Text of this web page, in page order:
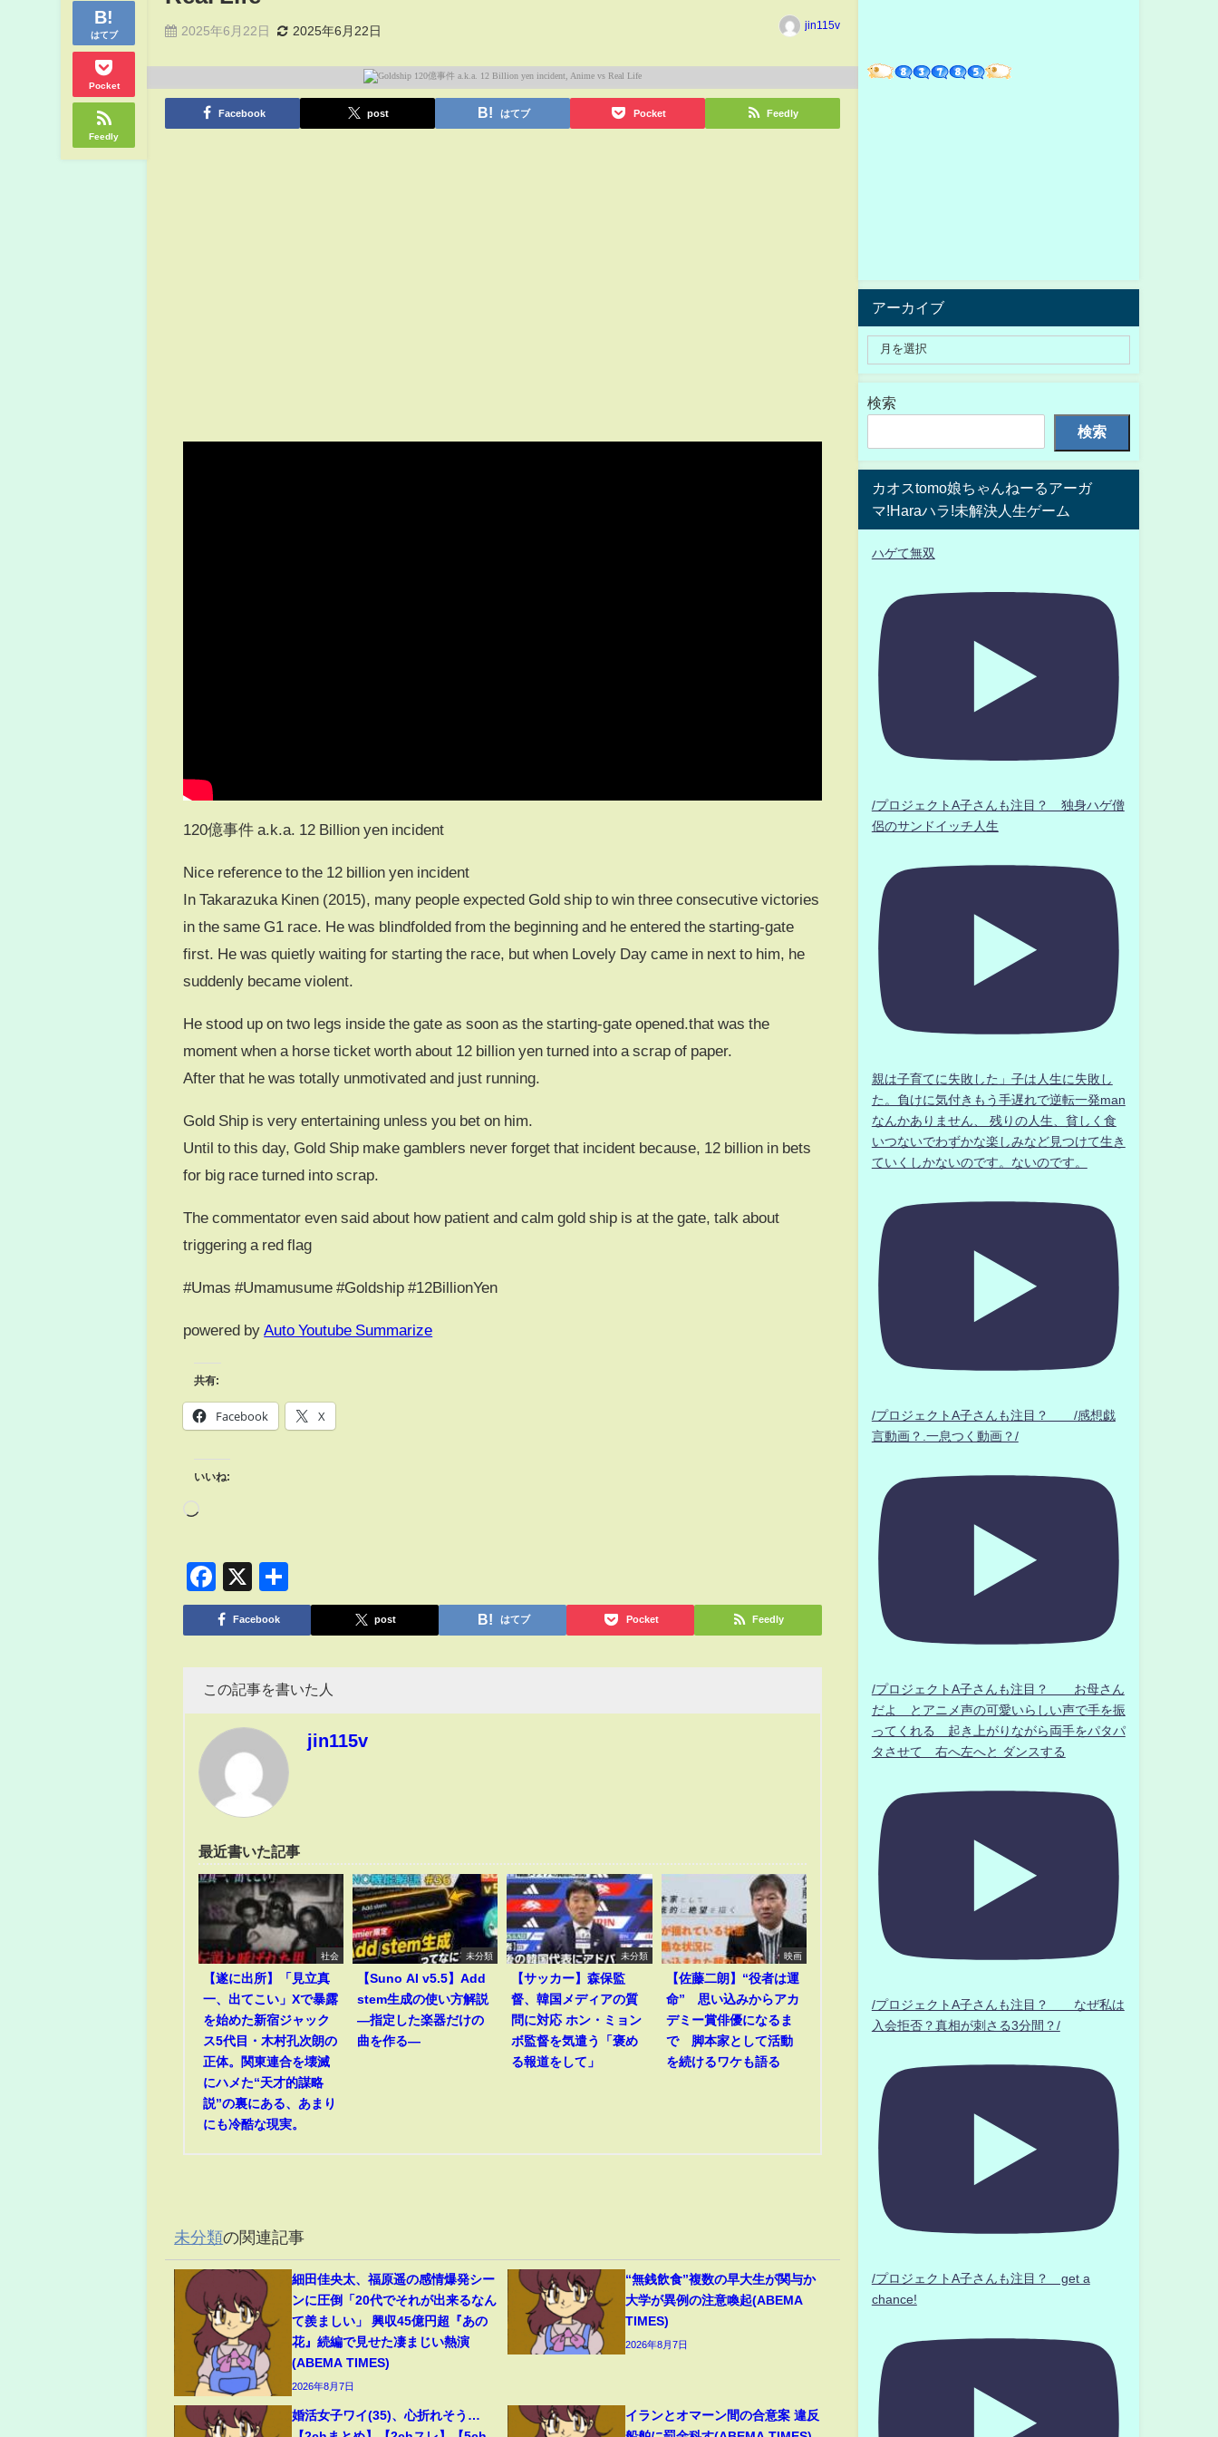
はてブ
Pocket
Feedly
2025年6月22日 2025年6月22日 jin115v
Facebook post はてブ Pocket Feedly
120億事件 a.k.a. 12 Billion yen incident
Nice reference to the 12 billion yen incident
In Takarazuka Kinen (2015), many people expected Gold ship to win three consecutive victories
in the same G1 race. He was blindfolded from the beginning and he entered the starting-gate
first. He was quietly waiting for starting the race, but when Lovely Day came in next to him, he
suddenly became violent.
He stood up on two legs inside the gate as soon as the starting-gate opened.that was the
moment when a horse ticket worth about 12 billion yen turned into a scrap of paper.
After that he was totally unmotivated and just running.
Gold Ship is very entertaining unless you bet on him.
Until to this day, Gold Ship make gamblers never forget that incident because, 12 billion in bets
for big race turned into scrap.
The commentator even said about how patient and calm gold ship is at the gate, talk about
triggering a red flag
#Umas #Umamusume #Goldship #12BillionYen
powered by Auto Youtube Summarize
共有:
Facebook X
いいね:
Facebook
X
有
Facebook post はてブ Pocket Feedly
この記事を書いた人
jin115v
最近書いた記事
社会
【遂に出所】「見立真
一、出てこい」Xで暴露
を始めた新宿ジャック
ス5代目・木村孔次朗の
正体。関東連合を壊滅
にハメた“天才的謀略
説”の裏にある、あまり
にも冷酷な現実。
未分類
【Suno AI v5.5】Add
stem生成の使い方解説
―指定した楽器だけの
曲を作る―
未分類
【サッカー】森保監
督、韓国メディアの質
問に対応 ホン・ミョン
ボ監督を気遣う「褒め
る報道をして」
映画
【佐藤二朗】“役者は運
命” 思い込みからアカ
デミー賞俳優になるま
で 脚本家として活動
を続けるワケも語る
未分類の関連記事
細田佳央太、福原遥の感情爆発シー
ンに圧倒「20代でそれが出来るなん
て羨ましい」 興収45億円超『あの
花』続編で見せた凄まじい熱演
(ABEMA TIMES)
2026年8月7日
“無銭飲食”複数の早大生が関与か
大学が異例の注意喚起(ABEMA
TIMES)
2026年8月7日
婚活女子ワイ(35)、心折れそう…
イランとオマーン間の合意案 違反
アーカイブ
検索
検索
カオスtomo娘ちゃんねーるアーガ
マ!Haraハラ!未解決人生ゲーム
ハゲて無双
/プロジェクトA子さんも注目？ 独身ハゲ僧
侶のサンドイッチ人生
親は子育てに失敗した」子は人生に失敗し
た。負けに気付きもう手遅れで逆転一発man
なんかありません、 残りの人生、貧しく食
いつないでわずかな楽しみなど見つけて生き
ていくしかないのです。ないのです。
/プロジェクトA子さんも注目？ /感想戯
言動画？.一息つく動画？/
/プロジェクトA子さんも注目？ お母さん
だよ とアニメ声の可愛いらしい声で手を振
ってくれる 起き上がりながら両手をパタパ
タさせて 右へ左へと ダンスする
/プロジェクトA子さんも注目？ なぜ私は
入会拒否？真相が刺さる3分間？/
/プロジェクトA子さんも注目？ get a
chance!